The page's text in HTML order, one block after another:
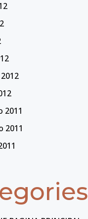
2011
2011